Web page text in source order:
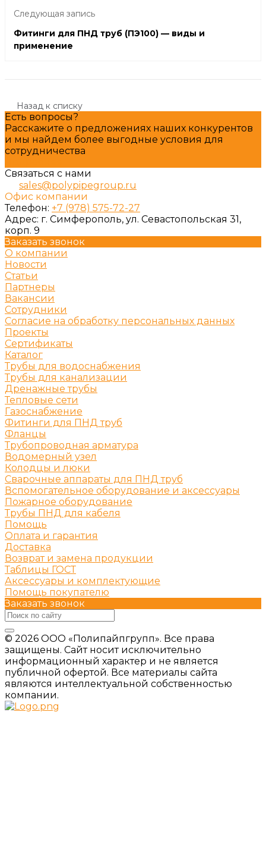
Следующая запись
Фитинги для ПНД труб (ПЭ100) — виды и
применение
Назад к списку
Есть вопросы?
Расскажите о предложениях наших конкурентов
и мы найдем более выгодные условия для
сотрудничества
Связаться с нами
sales@polypipegroup.ru
Офис компании
Телефон: +7 (978) 575-72-27
Адрес: г. Симферополь, ул. Севастопольская 31,
корп. 9
Заказать звонок
О компании
Новости
Статьи
Партнеры
Вакансии
Сотрудники
Согласие на обработку персональных данных
Проекты
Сертификаты
Каталог
Трубы для водоснабжения
Трубы для канализации
Дренажные трубы
Тепловые сети
Газоснабжение
Фитинги для ПНД труб
Фланцы
Трубопроводная арматура
Водомерный узел
Колодцы и люки
Сварочные аппараты для ПНД труб
Вспомогательное оборудование и аксессуары
Пожарное оборудование
Трубы ПНД для кабеля
Помощь
Оплата и гарантия
Доставка
Возврат и замена продукции
Таблицы ГОСТ
Аксессуары и комплектующие
Помощь покупателю
Заказать звонок
© 2026 ООО «Полипайпгрупп». Все права
защищены. Сайт носит исключительно
информационный характер и не является
публичной офертой. Все материалы сайта
являются интеллектуальной собственностью
компании.